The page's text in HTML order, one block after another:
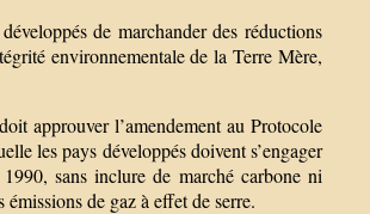
de marchander des réductions
environnementale de la Terre Mère,
approuver l’amendement au Protocole
les pays développés doivent s’engager
sans inclure de marché carbone ni
de gaz à effet de serre.